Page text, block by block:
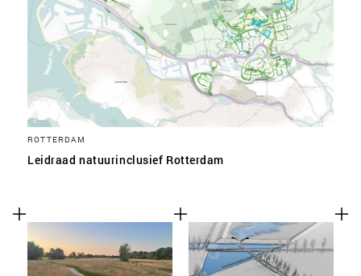
ROTTERDAM
Leidraad natuurinclusief Rotterdam